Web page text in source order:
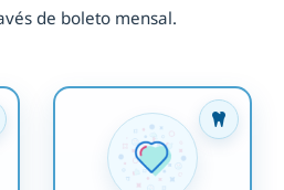
de boleto mensal.